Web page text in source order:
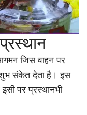
जिस वाहन पर
संकेत देता है। इस
पर प्रस्थानभी